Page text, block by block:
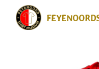
direct